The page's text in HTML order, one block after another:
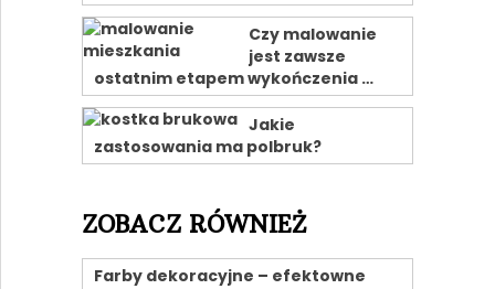
Czy malowanie
jest zawsze
ostatnim etapem wykończenia …
Jakie
zastosowania ma polbruk?
ZOBACZ RÓWNIEŻ
Farby dekoracyjne – efektowne